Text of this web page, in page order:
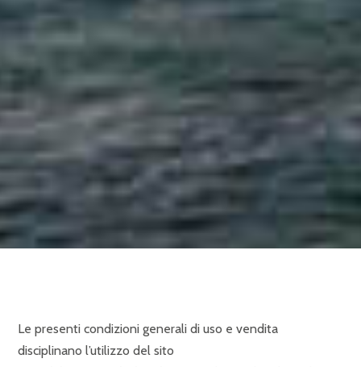
Le presenti condizioni generali di uso e vendita
disciplinano l’utilizzo del sito